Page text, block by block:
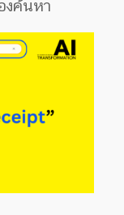
งค้นหา